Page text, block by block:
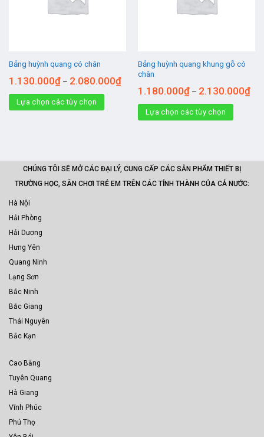
Bảng huỳnh quang có chân
1.130.000₫– 2.080.000₫
Lựa chọn các tùy chọn
Bảng huỳnh quang khung gỗ có
chân
1.180.000₫– 2.130.000₫
Lựa chọn các tùy chọn
CHÚNG TÔI SẼ MỞ CÁC ĐẠI LÝ, CUNG CẤP CÁC SẢN PHẨM THIẾT BỊ
TRƯỜNG HỌC, SÂN CHƠI TRẺ EM TRÊN CÁC TỈNH THÀNH CỦA CẢ NƯỚC:
Hà Nội
Hải Phòng
Hải Dương
Hưng Yên
Quang Ninh
Lạng Sơn
Bắc Ninh
Bắc Giang
Thái Nguyên
Bắc Kạn
Cao Bằng
Tuyên Quang
Hà Giang
Vĩnh Phúc
Phú Thọ